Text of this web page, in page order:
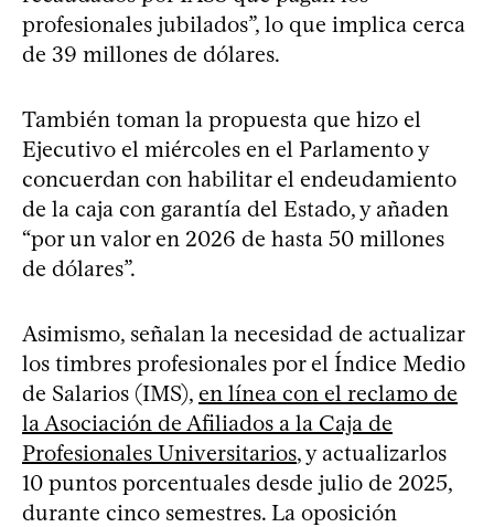
profesionales jubilados”, lo que implica cerca
de 39 millones de dólares.
También toman la propuesta que hizo el
Ejecutivo el miércoles en el Parlamento y
concuerdan con habilitar el endeudamiento
de la caja con garantía del Estado, y añaden
“por un valor en 2026 de hasta 50 millones
de dólares”.
Asimismo, señalan la necesidad de actualizar
los timbres profesionales por el Índice Medio
de Salarios (IMS), en línea con el reclamo de
la Asociación de Afiliados a la Caja de
Profesionales Universitarios, y actualizarlos
10 puntos porcentuales desde julio de 2025,
durante cinco semestres. La oposición